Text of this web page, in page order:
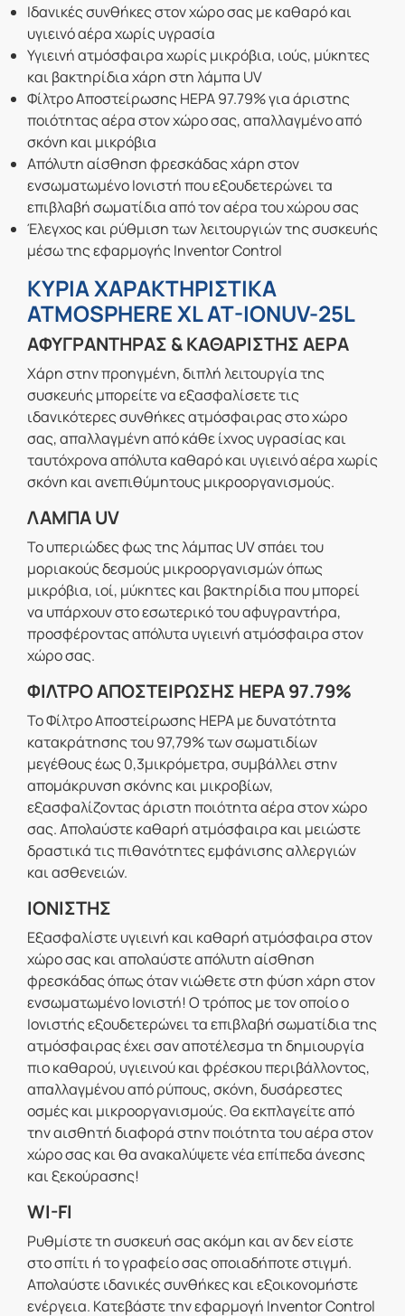
Ιδανικές συνθήκες στον χώρο σας με καθαρό και
υγιεινό αέρα χωρίς υγρασία
Υγιεινή ατμόσφαιρα χωρίς μικρόβια, ιούς, μύκητες
και βακτηρίδια χάρη στη λάμπα UV
Φίλτρο Αποστείρωσης HEPA 97.79% για άριστης
ποιότητας αέρα στον χώρο σας, απαλλαγμένο από
σκόνη και μικρόβια
Απόλυτη αίσθηση φρεσκάδας χάρη στον
ενσωματωμένο Ιονιστή που εξουδετερώνει τα
επιβλαβή σωματίδια από τον αέρα του χώρου σας
Έλεγχος και ρύθμιση των λειτουργιών της συσκευής
μέσω της εφαρμογής Inventor Control
ΚΥΡΙΑ ΧΑΡΑΚΤΗΡΙΣΤΙΚΑ
ATMOSPHERE XL AT-IONUV-25L
ΑΦΥΓΡΑΝΤΗΡΑΣ & ΚΑΘΑΡΙΣΤΗΣ ΑΕΡΑ
Χάρη στην προηγμένη, διπλή λειτουργία της
συσκευής μπορείτε να εξασφαλίσετε τις
ιδανικότερες συνθήκες ατμόσφαιρας στο χώρο
σας, απαλλαγμένη από κάθε ίχνος υγρασίας και
ταυτόχρονα απόλυτα καθαρό και υγιεινό αέρα χωρίς
σκόνη και ανεπιθύμητους μικροοργανισμούς.
ΛΑΜΠΑ UV
Το υπεριώδες φως της λάμπας UV σπάει του
μοριακούς δεσμούς μικροοργανισμών όπως
μικρόβια, ιοί, μύκητες και βακτηρίδια που μπορεί
να υπάρχουν στο εσωτερικό του αφυγραντήρα,
προσφέροντας απόλυτα υγιεινή ατμόσφαιρα στον
χώρο σας.
ΦΙΛΤΡΟ ΑΠΟΣΤΕΙΡΩΣΗΣ HEPA 97.79%
Το Φίλτρο Αποστείρωσης HEPA με δυνατότητα
κατακράτησης του 97,79% των σωματιδίων
μεγέθους έως 0,3μικρόμετρα, συμβάλλει στην
απομάκρυνση σκόνης και μικροβίων,
εξασφαλίζοντας άριστη ποιότητα αέρα στον χώρο
σας. Απολαύστε καθαρή ατμόσφαιρα και μειώστε
δραστικά τις πιθανότητες εμφάνισης αλλεργιών
και ασθενειών.
ΙΟΝΙΣΤΗΣ
Εξασφαλίστε υγιεινή και καθαρή ατμόσφαιρα στον
χώρο σας και απολαύστε απόλυτη αίσθηση
φρεσκάδας όπως όταν νιώθετε στη φύση χάρη στον
ενσωματωμένο Ιονιστή! Ο τρόπος με τον οποίο o
Ιονιστής εξουδετερώνει τα επιβλαβή σωματίδια της
ατμόσφαιρας έχει σαν αποτέλεσμα τη δημιουργία
πιο καθαρού, υγιεινού και φρέσκου περιβάλλοντος,
απαλλαγμένου από ρύπους, σκόνη, δυσάρεστες
οσμές και μικροοργανισμούς. Θα εκπλαγείτε από
την αισθητή διαφορά στην ποιότητα του αέρα στον
χώρο σας και θα ανακαλύψετε νέα επίπεδα άνεσης
και ξεκούρασης!
WI-FI
Ρυθμίστε τη συσκευή σας ακόμη και αν δεν είστε
στο σπίτι ή το γραφείο σας οποιαδήποτε στιγμή.
Απολαύστε ιδανικές συνθήκες και εξοικονομήστε
ενέργεια. Κατεβάστε την εφαρμογή Inventor Control